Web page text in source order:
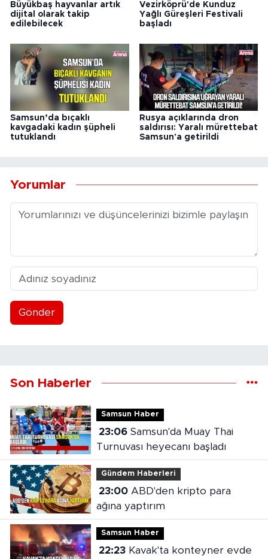
Büyükbaş hayvanlar artık
dijital olarak takip
edilebilecek
Vezirköprü'de Kunduz
Yağlı Güreşleri Festivali
başladı
Samsun’da bıçaklı
kavgadaki kadın şüpheli
tutuklandı
Rusya açıklarında dron
saldırısı: Yaralı mürettebat
Samsun'a getirildi
Yorumlar
Gönder
Son Haberler
Samsun Haber
23:06Samsun'da Muay Thai
Turnuvası heyecanı başladı
Gündem Haberleri
23:00ABD'den kripto para
ağına yaptırım
Samsun Haber
22:23Kavak'ta konteyner evde